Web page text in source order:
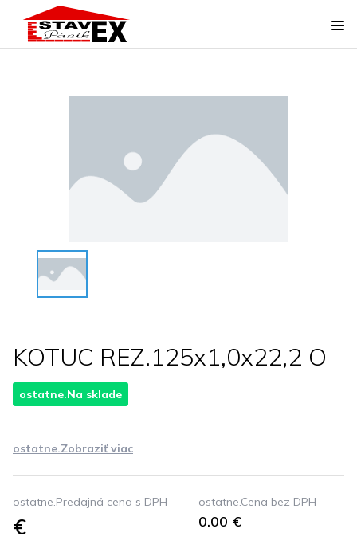
KOTUC REZ.125x1,0x22,2 O
ostatne.Na sklade
ostatne.Zobraziť viac
ostatne.Predajná cena s DPH
€
ostatne.Cena bez DPH
0.00 €